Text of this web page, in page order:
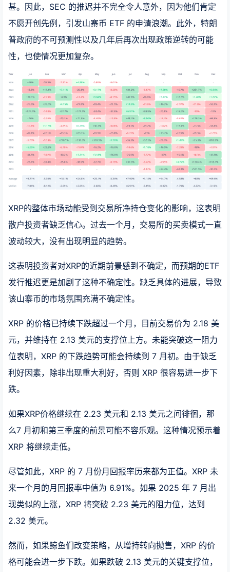
甚。因此，SEC 的推迟并不完全令人意外，因为他们肯定
不愿开创先例，引发山寨币 ETF 的申请浪潮。此外，特朗
普政府的不可预测性以及几年后再次出现政策逆转的可能
性，也使情况更加复杂。
XRP的整体市场动能受到交易所净持仓变化的影响，这表明
散户投资者缺乏信心。过去一个月，交易所的买卖模式一直
波动较大，没有出现明显的趋势。
这表明投资者对XRP的近期前景感到不确定，而预期的ETF
发行推迟更是加剧了这种不确定性。缺乏具体的进展，导致
该山寨币的市场氛围充满不确定性。
XRP 的价格已持续下跌超过一个月，目前交易价为 2.18 美
元，并维持在 2.13 美元的支撑位上方。未能突破这一阻力
位表明，XRP 的下跌趋势可能会持续到 7 月初。由于缺乏
利好因素，除非出现重大利好，否则 XRP 很容易进一步下
跌。
如果XRP价格继续在 2.23 美元和 2.13 美元之间徘徊，那
么7 月初和第三季度的前景可能不容乐观。这种情况预示着
XRP 将继续走低。
尽管如此，XRP 的 7 月份月回报率历来都为正值。XRP 未
来一个月的月回报率中值为 6.91%。如果 2025 年 7 月出
现类似的上涨，XRP 将突破 2.23 美元的阻力位，达到
2.32 美元。
然而，如果鲸鱼们改变策略，从增持转向抛售，XRP 的价
格可能会进一步下跌。如果跌破 2.13 美元的关键支撑位，